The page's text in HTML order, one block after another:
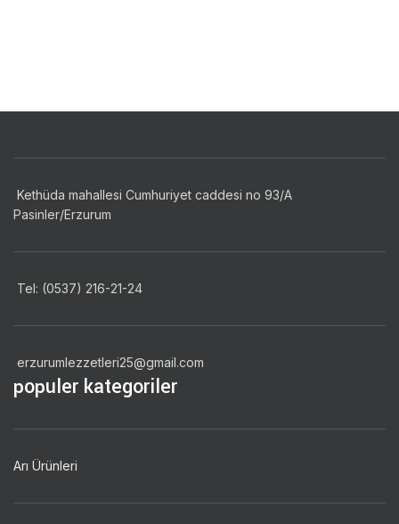
Kethüda mahallesi Cumhuriyet caddesi no 93/A
Pasinler/Erzurum
Tel: (0537) 216-21-24
erzurumlezzetleri25@gmail.com
populer kategoriler
Arı Ürünleri